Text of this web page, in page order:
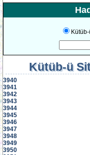
Kütüb-ü
3940
3941
3942
3943
3944
3945
3946
3947
3948
3949
3950